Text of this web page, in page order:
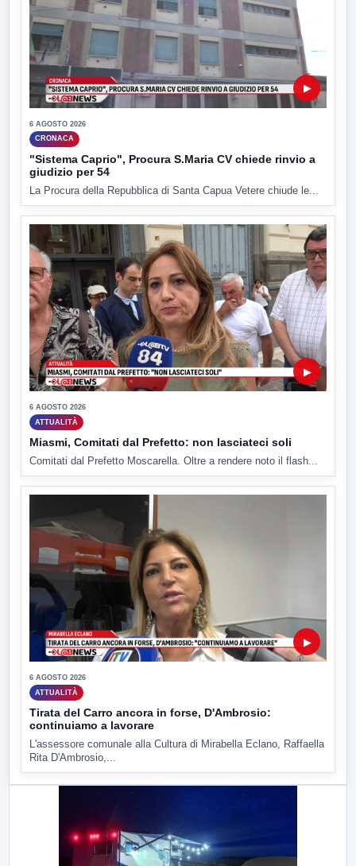
▶
6 AGOSTO 2026
CRONACA
"Sistema Caprio", Procura S.Maria CV chiede rinvio a
giudizio per 54
La Procura della Repubblica di Santa Capua Vetere chiude le...
▶
6 AGOSTO 2026
ATTUALITÀ
Miasmi, Comitati dal Prefetto: non lasciateci soli
Comitati dal Prefetto Moscarella. Oltre a rendere noto il flash...
▶
6 AGOSTO 2026
ATTUALITÀ
Tirata del Carro ancora in forse, D'Ambrosio:
continuiamo a lavorare
L'assessore comunale alla Cultura di Mirabella Eclano, Raffaella
Rita D'Ambrosio,...